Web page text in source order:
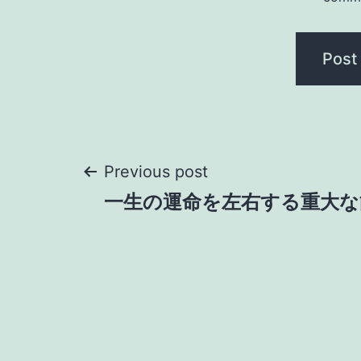
Post
Previous post
一生の運命を左右する重大